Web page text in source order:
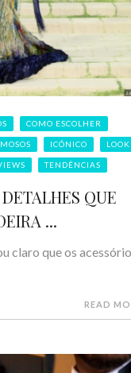
COMO ESCOLHER
ICÓNICO LOOK
TENDÊNCIAS
QUE
...
claro que os
READ